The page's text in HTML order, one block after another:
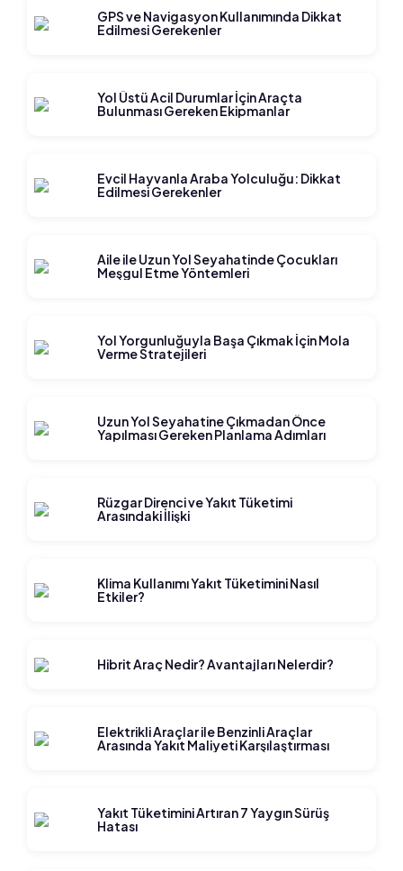
GPS ve Navigasyon Kullanımında Dikkat
Edilmesi Gerekenler
Yol Üstü Acil Durumlar İçin Araçta
Bulunması Gereken Ekipmanlar
Evcil Hayvanla Araba Yolculuğu: Dikkat
Edilmesi Gerekenler
Aile ile Uzun Yol Seyahatinde Çocukları
Meşgul Etme Yöntemleri
Yol Yorgunluğuyla Başa Çıkmak İçin Mola
Verme Stratejileri
Uzun Yol Seyahatine Çıkmadan Önce
Yapılması Gereken Planlama Adımları
Rüzgar Direnci ve Yakıt Tüketimi
Arasındaki İlişki
Klima Kullanımı Yakıt Tüketimini Nasıl
Etkiler?
Hibrit Araç Nedir? Avantajları Nelerdir?
Elektrikli Araçlar ile Benzinli Araçlar
Arasında Yakıt Maliyeti Karşılaştırması
Yakıt Tüketimini Artıran 7 Yaygın Sürüş
Hatası